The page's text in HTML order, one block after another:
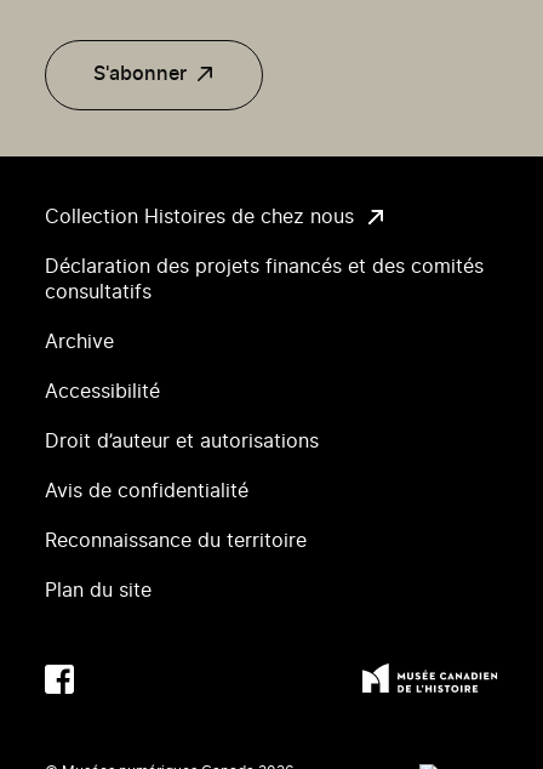
Collection Histoires de chez nous
Déclaration des projets financés et des comités
consultatifs
Archive
Accessibilité
Droit d’auteur et autorisations
Avis de confidentialité
Reconnaissance du territoire
Plan du site
S'abonner